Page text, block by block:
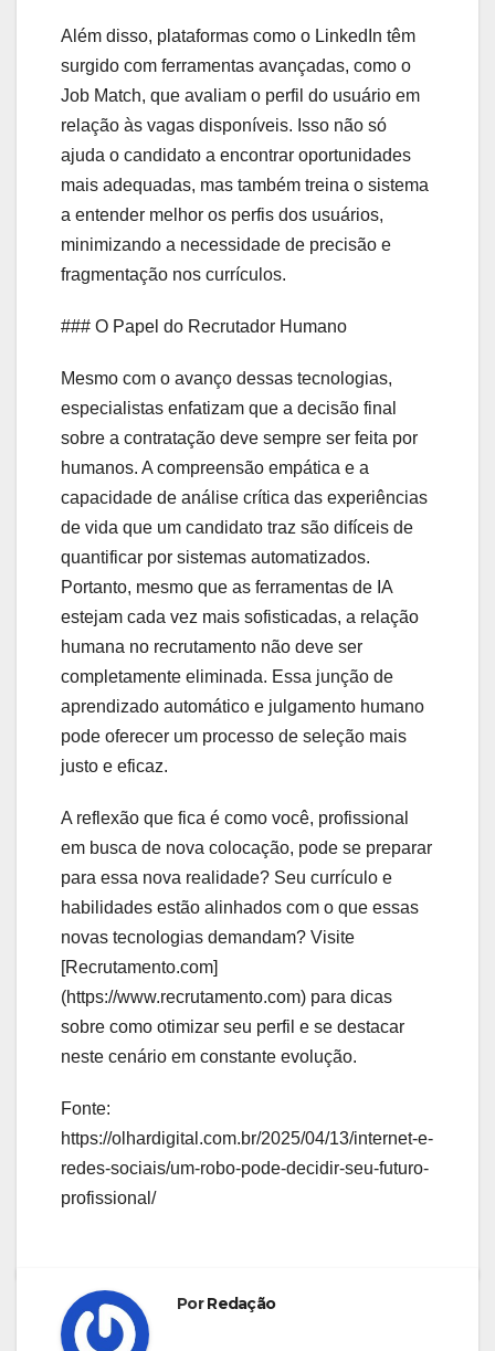
Além disso, plataformas como o LinkedIn têm
surgido com ferramentas avançadas, como o
Job Match, que avaliam o perfil do usuário em
relação às vagas disponíveis. Isso não só
ajuda o candidato a encontrar oportunidades
mais adequadas, mas também treina o sistema
a entender melhor os perfis dos usuários,
minimizando a necessidade de precisão e
fragmentação nos currículos.
### O Papel do Recrutador Humano
Mesmo com o avanço dessas tecnologias,
especialistas enfatizam que a decisão final
sobre a contratação deve sempre ser feita por
humanos. A compreensão empática e a
capacidade de análise crítica das experiências
de vida que um candidato traz são difíceis de
quantificar por sistemas automatizados.
Portanto, mesmo que as ferramentas de IA
estejam cada vez mais sofisticadas, a relação
humana no recrutamento não deve ser
completamente eliminada. Essa junção de
aprendizado automático e julgamento humano
pode oferecer um processo de seleção mais
justo e eficaz.
A reflexão que fica é como você, profissional
em busca de nova colocação, pode se preparar
para essa nova realidade? Seu currículo e
habilidades estão alinhados com o que essas
novas tecnologias demandam? Visite
[Recrutamento.com]
(https://www.recrutamento.com) para dicas
sobre como otimizar seu perfil e se destacar
neste cenário em constante evolução.
Fonte:
https://olhardigital.com.br/2025/04/13/internet-e-
redes-sociais/um-robo-pode-decidir-seu-futuro-
profissional/
PorRedação